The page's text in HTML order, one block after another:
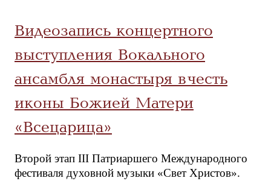
Видеозапись концертного
выступления Вокального
ансамбля монастыря в честь
иконы Божией Матери
«Всецарица»
Второй этап III Патриаршего Международного
фестиваля духовной музыки «Свет Христов».